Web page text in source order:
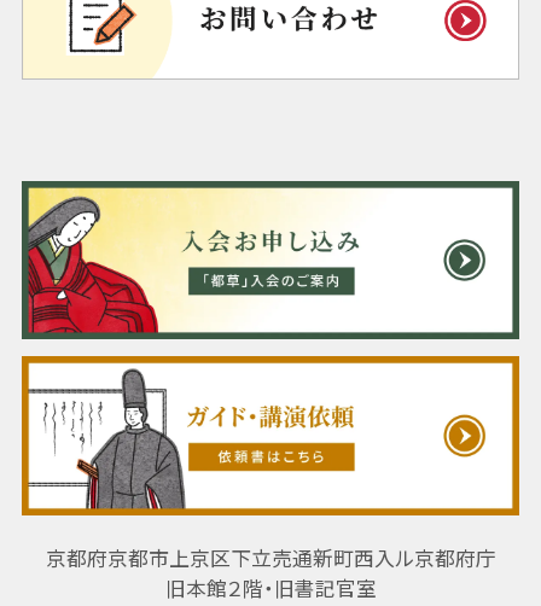
京都府京都市上京区下立売通新町西入ル京都府庁
旧本館２階・旧書記官室